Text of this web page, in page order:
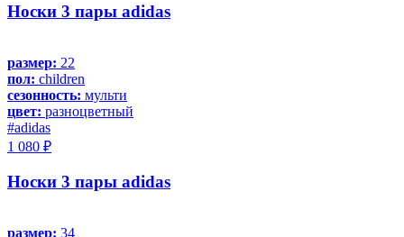
Носки 3 пары adidas
размер: 22
пол: children
сезонность: мульти
цвет: разноцветный
#adidas
1 080 ₽
Носки 3 пары adidas
размер: 34